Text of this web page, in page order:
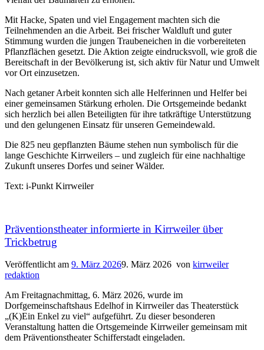
Mit Hacke, Spaten und viel Engagement machten sich die
Teilnehmenden an die Arbeit. Bei frischer Waldluft und guter
Stimmung wurden die jungen Traubeneichen in die vorbereiteten
Pflanzflächen gesetzt. Die Aktion zeigte eindrucksvoll, wie groß die
Bereitschaft in der Bevölkerung ist, sich aktiv für Natur und Umwelt
vor Ort einzusetzen.
Nach getaner Arbeit konnten sich alle Helferinnen und Helfer bei
einer gemeinsamen Stärkung erholen. Die Ortsgemeinde bedankt
sich herzlich bei allen Beteiligten für ihre tatkräftige Unterstützung
und den gelungenen Einsatz für unseren Gemeindewald.
Die 825 neu gepflanzten Bäume stehen nun symbolisch für die
lange Geschichte Kirrweilers – und zugleich für eine nachhaltige
Zukunft unseres Dorfes und seiner Wälder.
Text: i-Punkt Kirrweiler
Präventionstheater informierte in Kirrweiler über
Trickbetrug
Veröffentlicht am 9. März 20269. März 2026 von kirrweiler
redaktion
Am Freitagnachmittag, 6. März 2026, wurde im
Dorfgemeinschaftshaus Edelhof in Kirrweiler das Theaterstück
„(K)Ein Enkel zu viel“ aufgeführt. Zu dieser besonderen
Veranstaltung hatten die Ortsgemeinde Kirrweiler gemeinsam mit
dem Präventionstheater Schifferstadt eingeladen.